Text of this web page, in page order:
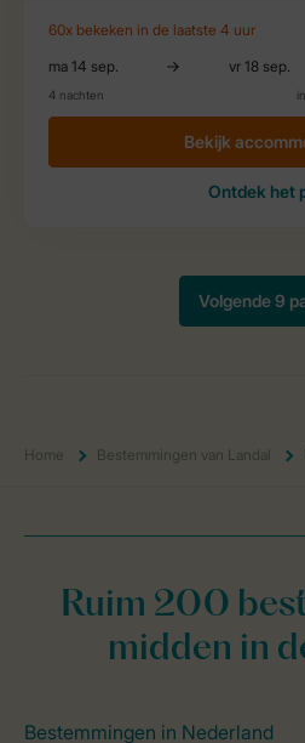
Home Bestemmingen van Landal
Ruim 200
midden in
Bestemmingen in Nederland